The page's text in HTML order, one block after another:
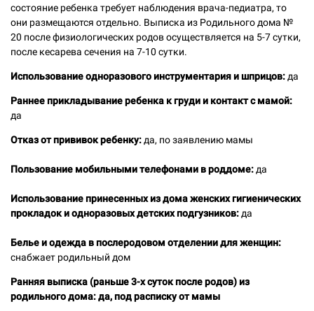
состояние ребенка требует наблюдения врача-педиатра, то
они размещаются отдельно. Выписка из Родильного дома №
20 после физиологических родов осуществляется на 5-7 сутки,
после кесарева сечения на 7-10 сутки.
Использование одноразового инструментария и шприцов:да
Раннее прикладывание ребенка к груди и контакт с мамой:
да
Отказ от прививок ребенку:да, по заявлению мамы
Пользование мобильными телефонами в роддоме:да
Использование принесенных из дома женских гигиенических
прокладок и одноразовых детских подгузников:да
Белье и одежда в послеродовом отделении для женщин:
снабжает родильный дом
Ранняя выписка (раньше 3-х суток после родов) из
родильного дома:да, под расписку от мамы